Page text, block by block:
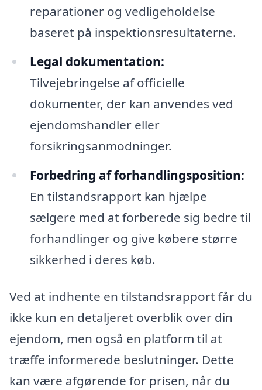
reparationer og vedligeholdelse
baseret på inspektionsresultaterne.
Legal dokumentation:
Tilvejebringelse af officielle
dokumenter, der kan anvendes ved
ejendomshandler eller
forsikringsanmodninger.
Forbedring af forhandlingsposition:
En tilstandsrapport kan hjælpe
sælgere med at forberede sig bedre til
forhandlinger og give købere større
sikkerhed i deres køb.
Ved at indhente en tilstandsrapport får du
ikke kun en detaljeret overblik over din
ejendom, men også en platform til at
træffe informerede beslutninger. Dette
kan være afgørende for prisen, når du